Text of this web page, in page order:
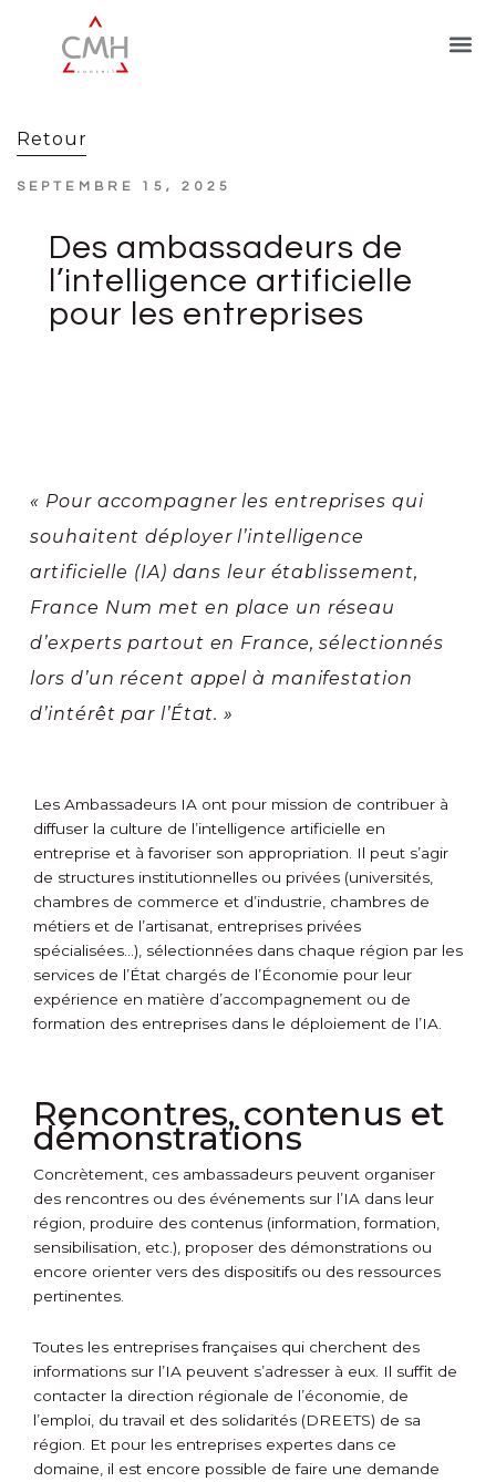
Retour
SEPTEMBRE 15, 2025
Des ambassadeurs de
l’intelligence artificielle
pour les entreprises
« Pour accompagner les entreprises qui
souhaitent déployer l’intelligence
artificielle (IA) dans leur établissement,
France Num met en place un réseau
d’experts partout en France, sélectionnés
lors d’un récent appel à manifestation
d’intérêt par l’État. »
Les Ambassadeurs IA ont pour mission de contribuer à
diffuser la culture de l’intelligence artificielle en
entreprise et à favoriser son appropriation. Il peut s’agir
de structures institutionnelles ou privées (universités,
chambres de commerce et d’industrie, chambres de
métiers et de l’artisanat, entreprises privées
spécialisées…), sélectionnées dans chaque région par les
services de l’État chargés de l’Économie pour leur
expérience en matière d’accompagnement ou de
formation des entreprises dans le déploiement de l’IA.
Rencontres, contenus et
démonstrations
Concrètement, ces ambassadeurs peuvent organiser
des rencontres ou des événements sur l’IA dans leur
région, produire des contenus (information, formation,
sensibilisation, etc.), proposer des démonstrations ou
encore orienter vers des dispositifs ou des ressources
pertinentes.
Toutes les entreprises françaises qui cherchent des
informations sur l’IA peuvent s’adresser à eux. Il suffit de
contacter la direction régionale de l’économie, de
l’emploi, du travail et des solidarités (DREETS) de sa
région. Et pour les entreprises expertes dans ce
domaine, il est encore possible de faire une demande